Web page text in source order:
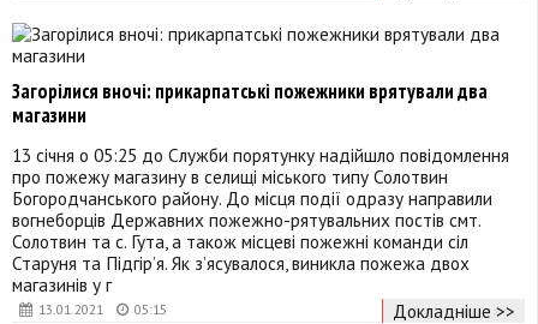
13.01.2021 05:15
Загорілися вночі: прикарпатські пожежники врятували два
магазини
13 січня о 05:25 до Служби порятунку надійшло повідомлення
про пожежу магазину в селищі міського типу Солотвин
Богородчанського району. До місця події одразу направили
вогнеборців Державних пожежно-рятувальних постів смт.
Солотвин та с. Гута, а також місцеві пожежні команди сіл
Старуня та Підгір’я. Як з’ясувалося, виникла пожежа двох
магазинів у г
Докладніше >>